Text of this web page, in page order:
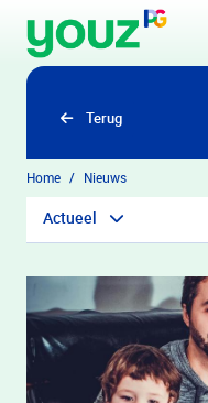
Overslaan en naar
Terug
Home Nieuws
Actueel